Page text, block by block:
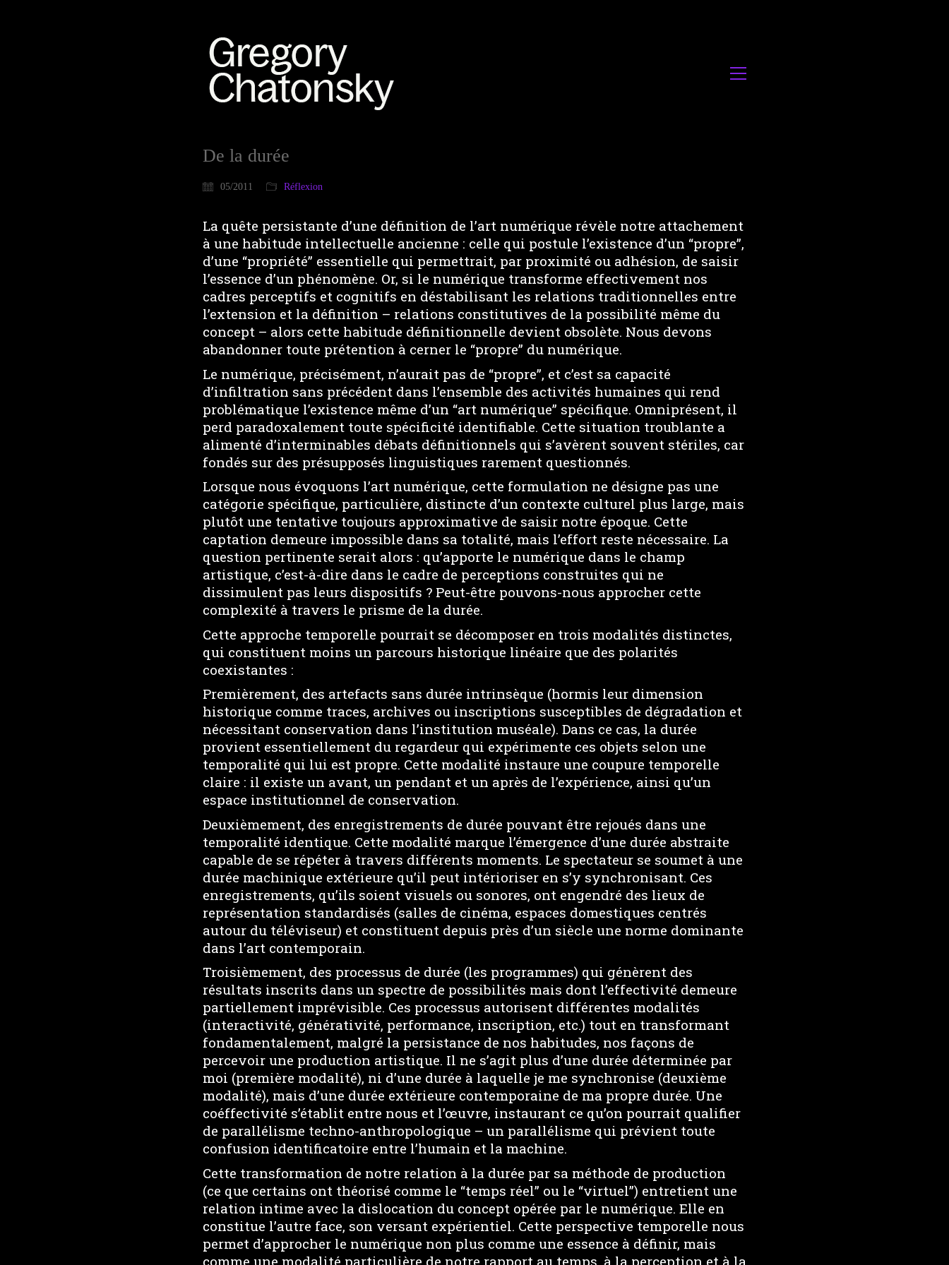
De la durée
05/2011 Réflexion
La quête persistante d’une définition de l’art numérique révèle notre attachement
à une habitude intellectuelle ancienne : celle qui postule l’existence d’un “propre”,
d’une “propriété” essentielle qui permettrait, par proximité ou adhésion, de saisir
l’essence d’un phénomène. Or, si le numérique transforme effectivement nos
cadres perceptifs et cognitifs en déstabilisant les relations traditionnelles entre
l’extension et la définition – relations constitutives de la possibilité même du
concept – alors cette habitude définitionnelle devient obsolète. Nous devons
abandonner toute prétention à cerner le “propre” du numérique.
Le numérique, précisément, n’aurait pas de “propre”, et c’est sa capacité
d’infiltration sans précédent dans l’ensemble des activités humaines qui rend
problématique l’existence même d’un “art numérique” spécifique. Omniprésent, il
perd paradoxalement toute spécificité identifiable. Cette situation troublante a
alimenté d’interminables débats définitionnels qui s’avèrent souvent stériles, car
fondés sur des présupposés linguistiques rarement questionnés.
Lorsque nous évoquons l’art numérique, cette formulation ne désigne pas une
catégorie spécifique, particulière, distincte d’un contexte culturel plus large, mais
plutôt une tentative toujours approximative de saisir notre époque. Cette
captation demeure impossible dans sa totalité, mais l’effort reste nécessaire. La
question pertinente serait alors : qu’apporte le numérique dans le champ
artistique, c’est-à-dire dans le cadre de perceptions construites qui ne
dissimulent pas leurs dispositifs ? Peut-être pouvons-nous approcher cette
complexité à travers le prisme de la durée.
Cette approche temporelle pourrait se décomposer en trois modalités distinctes,
qui constituent moins un parcours historique linéaire que des polarités
coexistantes :
Premièrement, des artefacts sans durée intrinsèque (hormis leur dimension
historique comme traces, archives ou inscriptions susceptibles de dégradation et
nécessitant conservation dans l’institution muséale). Dans ce cas, la durée
provient essentiellement du regardeur qui expérimente ces objets selon une
temporalité qui lui est propre. Cette modalité instaure une coupure temporelle
claire : il existe un avant, un pendant et un après de l’expérience, ainsi qu’un
espace institutionnel de conservation.
Deuxièmement, des enregistrements de durée pouvant être rejoués dans une
temporalité identique. Cette modalité marque l’émergence d’une durée abstraite
capable de se répéter à travers différents moments. Le spectateur se soumet à une
durée machinique extérieure qu’il peut intérioriser en s’y synchronisant. Ces
enregistrements, qu’ils soient visuels ou sonores, ont engendré des lieux de
représentation standardisés (salles de cinéma, espaces domestiques centrés
autour du téléviseur) et constituent depuis près d’un siècle une norme dominante
dans l’art contemporain.
Troisièmement, des processus de durée (les programmes) qui génèrent des
résultats inscrits dans un spectre de possibilités mais dont l’effectivité demeure
partiellement imprévisible. Ces processus autorisent différentes modalités
(interactivité, générativité, performance, inscription, etc.) tout en transformant
fondamentalement, malgré la persistance de nos habitudes, nos façons de
percevoir une production artistique. Il ne s’agit plus d’une durée déterminée par
moi (première modalité), ni d’une durée à laquelle je me synchronise (deuxième
modalité), mais d’une durée extérieure contemporaine de ma propre durée. Une
coéffectivité s’établit entre nous et l’œuvre, instaurant ce qu’on pourrait qualifier
de parallélisme techno-anthropologique – un parallélisme qui prévient toute
confusion identificatoire entre l’humain et la machine.
Cette transformation de notre relation à la durée par sa méthode de production
(ce que certains ont théorisé comme le “temps réel” ou le “virtuel”) entretient une
relation intime avec la dislocation du concept opérée par le numérique. Elle en
constitue l’autre face, son versant expérientiel. Cette perspective temporelle nous
permet d’approcher le numérique non plus comme une essence à définir, mais
comme une modalité particulière de notre rapport au temps, à la perception et à la